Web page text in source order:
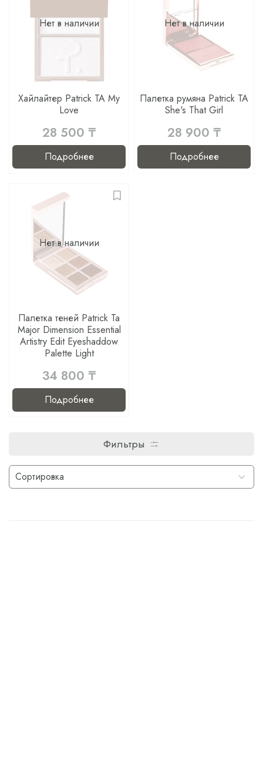
Нет в наличии
Хайлайтер Patrick TA My
Love
28 500 ₸
Подробнее
Нет в наличии
Палетка румяна Patrick TA
She's That Girl
28 900 ₸
Подробнее
Нет в наличии
Палетка теней Patrick Ta
Major Dimension Essential
Artistry Edit Eyeshaddow
Palette Light
34 800 ₸
Подробнее
Фильтры